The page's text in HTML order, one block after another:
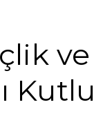
ve
Kutlu